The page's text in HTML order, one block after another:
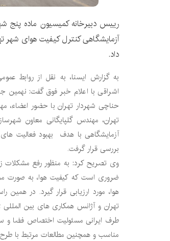
رییس دبیرخانه کمیسیون ماده پنج
آزمایشگاهی کنترل کیفیت هوای
داد.
به گزارش ایسنا، به نقل از روابط
اشراقی با اعلام خبر فوق گفت:
حناچی شهردار تهران با حضور
تهران، مهندس گلپایگانی معاون
آزمایشگاهی با هدف بهبود فعالیت
بررسی قرار گرفت.
وی تصریح کرد: به منظور رفع مشکلات
ضروری است که کیفیت هوا، به صورت
هوا، مورد ارزیابی قرار گیرد. در
تهران و آژانس همکاری های بین
طرف ایرانی مسئولیت اختصاص فضا و
مناسب و همچنین مطالعات مرتبط با